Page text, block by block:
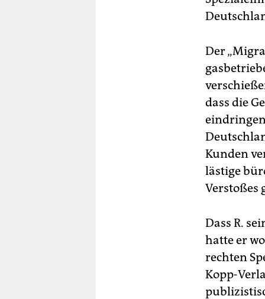
Der
dass die
Kunden
lästige
Verstoßes
Dass R.
hatte er
rechten
Kopp-